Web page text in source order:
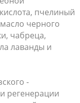
пчелиный
черного
чабреца,
лаванды и
-
регенерации